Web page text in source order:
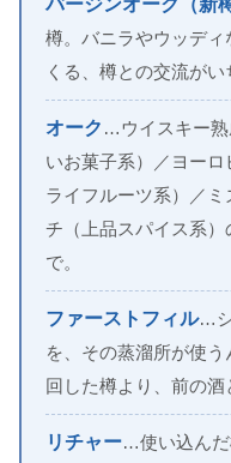
樽。バニラやウッデ
くる、樽との交流がい
オーク …ウイスキー熟
いお菓子系）／ヨー
ライフルーツ系）／
チ（上品スパイス系
で。
ファーストフィル…
を、その蒸溜所が使
回した樽より、前の酒
リチャー…使い込ん